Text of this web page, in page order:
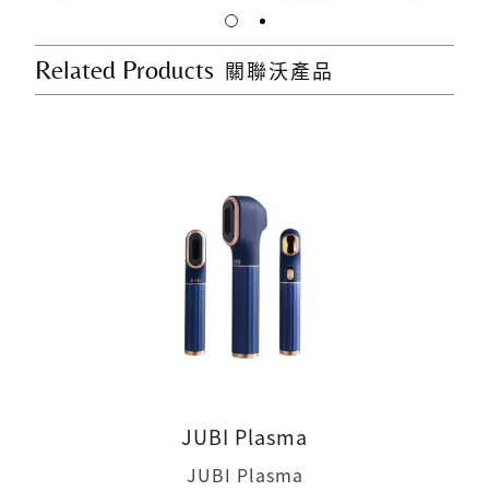
Related Products 關聯沃產品
JUBI Plasma
JUBI Plasma